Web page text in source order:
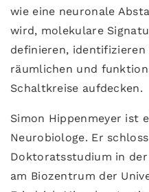
wie eine neuronale
wird, molekulare
definieren,
räumlichen und
Schaltkreise aufdecken.
Simon Hippenmeyer ist
Neurobiologe. Er
Doktoratsstudium in
am Biozentrum der